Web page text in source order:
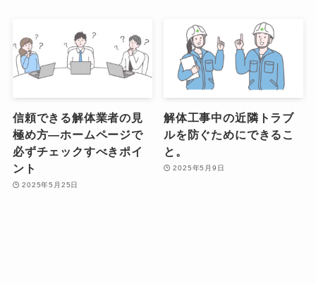
信頼できる解体業者の見
極め方—ホームページで
必ずチェックすべきポイ
ント
2025年5月25日
解体工事中の近隣トラブ
ルを防ぐためにできるこ
と。
2025年5月9日